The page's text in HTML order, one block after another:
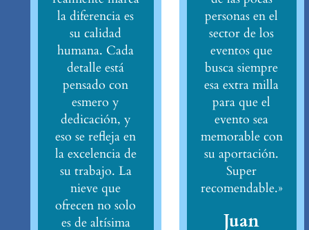
la diferencia es
su calidad
humana. Cada
detalle está
pensado con
esmero y
dedicación, y
eso se refleja en
la excelencia de
su trabajo. La
nieve que
ofrecen no solo
es de altísima
personas en el
sector de los
eventos que
busca siempre
esa extra milla
para que el
evento sea
memorable con
su aportación.
Super
recomendable.»
Juan